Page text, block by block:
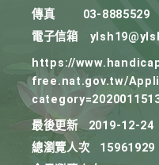
傳真
03-8885529
電子信箱
https://
free.nat.gov.tw/
最後更新
2019-12-24
總瀏覽人次
15961929